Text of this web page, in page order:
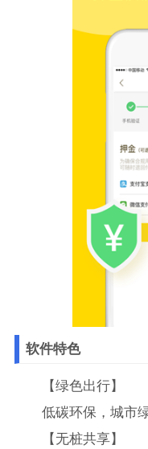
软件特色
【绿色出行】
低碳环保，城市绿
【无桩共享】